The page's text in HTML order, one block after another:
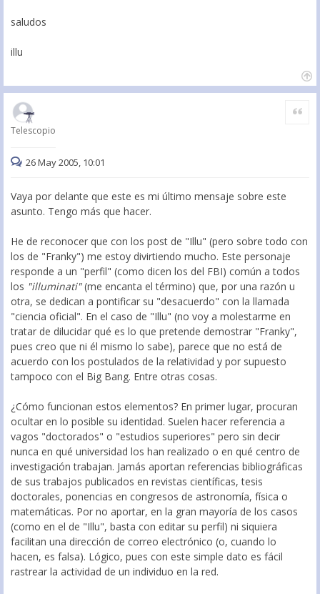
saludos
illu
Telescopio
Citar
26 May 2005, 10:01
Vaya por delante que este es mi último mensaje sobre este
asunto. Tengo más que hacer.
He de reconocer que con los post de "Illu" (pero sobre todo con
los de "Franky") me estoy divirtiendo mucho. Este personaje
responde a un "perfil" (como dicen los del FBI) común a todos
los "illuminati"(me encanta el término) que, por una razón u
otra, se dedican a pontificar su "desacuerdo" con la llamada
"ciencia oficial". En el caso de "Illu" (no voy a molestarme en
tratar de dilucidar qué es lo que pretende demostrar "Franky",
pues creo que ni él mismo lo sabe), parece que no está de
acuerdo con los postulados de la relatividad y por supuesto
tampoco con el Big Bang. Entre otras cosas.
¿Cómo funcionan estos elementos? En primer lugar, procuran
ocultar en lo posible su identidad. Suelen hacer referencia a
vagos "doctorados" o "estudios superiores" pero sin decir
nunca en qué universidad los han realizado o en qué centro de
investigación trabajan. Jamás aportan referencias bibliográficas
de sus trabajos publicados en revistas científicas, tesis
doctorales, ponencias en congresos de astronomía, física o
matemáticas. Por no aportar, en la gran mayoría de los casos
(como en el de "Illu", basta con editar su perfil) ni siquiera
facilitan una dirección de correo electrónico (o, cuando lo
hacen, es falsa). Lógico, pues con este simple dato es fácil
rastrear la actividad de un individuo en la red.